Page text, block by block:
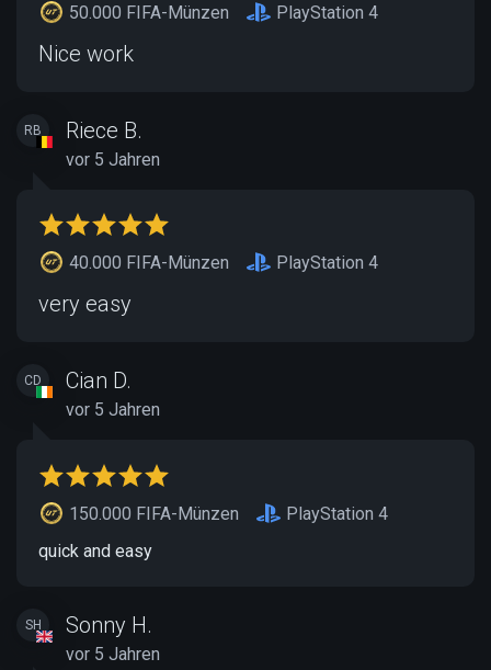
50.000 FIFA-Münzen PlayStation 4
Nice work
RB Riece B.
vor 5 Jahren
40.000 FIFA-Münzen PlayStation 4
very easy
CD Cian D.
vor 5 Jahren
150.000 FIFA-Münzen
PlayStation 4
quick and easy
SH Sonny H.
vor 5 Jahren